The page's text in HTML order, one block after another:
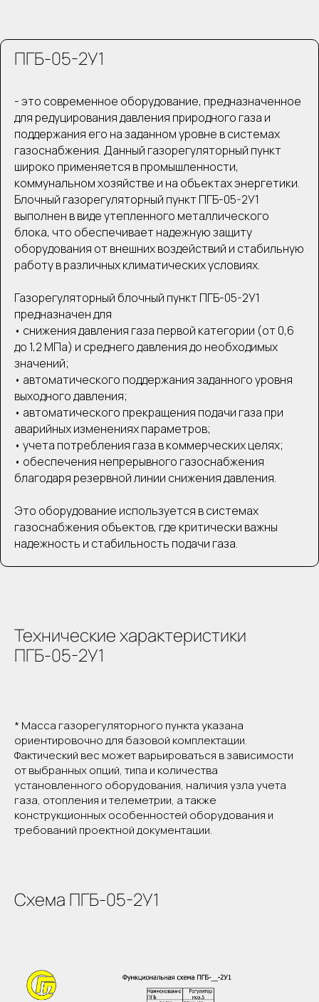
ПГБ-05-2У1
- это современное оборудование, предназначенное
для редуцирования давления природного газа и
поддержания его на заданном уровне в системах
газоснабжения. Данный газорегуляторный пункт
широко применяется в промышленности,
коммунальном хозяйстве и на объектах энергетики.
Блочный газорегуляторный пункт ПГБ-05-2У1
выполнен в виде утепленного металлического
блока, что обеспечивает надежную защиту
оборудования от внешних воздействий и стабильную
работу в различных климатических условиях.
Газорегуляторный блочный пункт ПГБ-05-2У1
предназначен для
• снижения давления газа первой категории (от 0,6
до 1,2 МПа) и среднего давления до необходимых
значений;
• автоматического поддержания заданного уровня
выходного давления;
• автоматического прекращения подачи газа при
аварийных изменениях параметров;
• учета потребления газа в коммерческих целях;
• обеспечения непрерывного газоснабжения
благодаря резервной линии снижения давления.
Это оборудование используется в системах
газоснабжения объектов, где критически важны
надежность и стабильность подачи газа.
Технические характеристики
ПГБ-05-2У1
Модель
ПГБ-05-2У1
Тип устройства
блочный
Регулятор давления газа
РДНК-400М
Регулируемая среда
ГОСТ 5542-87
Давление газа на входе,
Рмакс., МПа
0,6
Диапазон настройки вых.
давления, Рвых, кПа
* Масса газорегуляторного пункта указана
ориентировочно для базовой комплектации.
Фактический вес может варьироваться в зависимости
от выбранных опций, типа и количества
установленного оборудования, наличия узла учета
газа, отопления и телеметрии, а также
конструкционных особенностей оборудования и
требований проектной документации.
Схема ПГБ-05-2У1